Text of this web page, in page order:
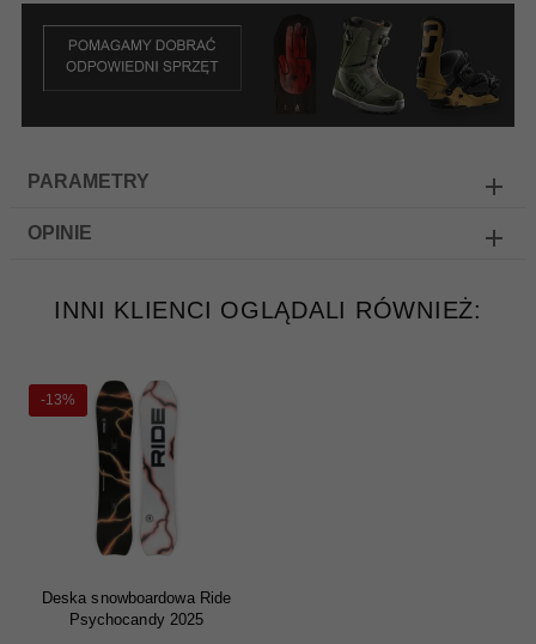
PARAMETRY
OPINIE
INNI KLIENCI OGLĄDALI RÓWNIEŻ:
-13%
Deska snowboardowa Ride
Psychocandy 2025